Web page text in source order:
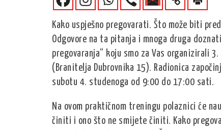
Kako uspješno pregovarati. Što može biti
Odgovore na ta pitanja i mnoga druga
pregovaranja“ koju smo za Vas organizirali
(Branitelja Dubrovnika 15). Radionica
subotu 4. studenoga od 9:00 do 17:00 sati.
Na ovom praktičnom treningu polaznici će
činiti i ono što ne smijete činiti. Kako